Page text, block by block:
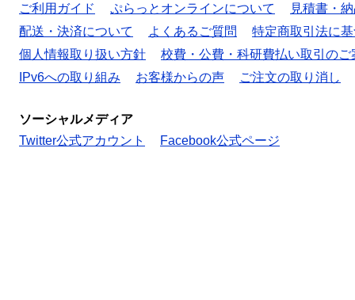
ご利用ガイド
ぷらっとオンラインについて
見積書・
配送・決済について
よくあるご質問
特定商取引法に
個人情報取り扱い方針
校費・公費・科研費払い取引のご
IPv6への取り組み
お客様からの声 ご注文の取り消し
ソーシャルメディア
Twitter公式アカウント
Facebook公式ページ